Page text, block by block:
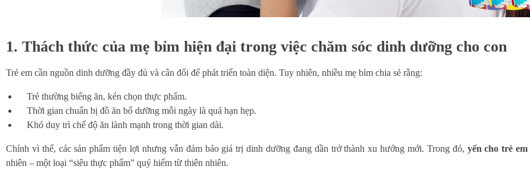
1. Thách thức của mẹ bỉm hiện đại trong việc chăm sóc dinh dưỡng cho con
Trẻ em cần nguồn dinh dưỡng đầy đủ và cân đối để phát triển toàn diện. Tuy nhiên, nhiều mẹ bỉm chia sẻ rằng:
Trẻ thường biếng ăn, kén chọn thực phẩm.
Thời gian chuẩn bị đồ ăn bổ dưỡng mỗi ngày là quá hạn hẹp.
Khó duy trì chế độ ăn lành mạnh trong thời gian dài.
Chính vì thế, các sản phẩm tiện lợi nhưng vẫn đảm bảo giá trị dinh dưỡng đang dần trở thành xu hướng mới. Trong đó, yến cho trẻ em
nhiên – một loại “siêu thực phẩm” quý hiếm từ thiên nhiên.